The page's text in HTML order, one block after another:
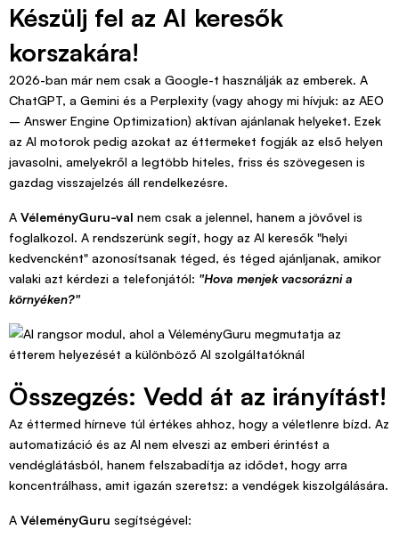
Készülj fel az AI keresők
korszakára!
2026-ban már nem csak a Google-t használják az emberek. A
ChatGPT, a Gemini és a Perplexity (vagy ahogy mi hívjuk: az AEO
– Answer Engine Optimization) aktívan ajánlanak helyeket. Ezek
az AI motorok pedig azokat az éttermeket fogják az első helyen
javasolni, amelyekről a legtöbb hiteles, friss és szövegesen is
gazdag visszajelzés áll rendelkezésre.
A VéleményGuru-val nem csak a jelennel, hanem a jövővel is
foglalkozol. A rendszerünk segít, hogy az AI keresők "helyi
kedvencként" azonosítsanak téged, és téged ajánljanak, amikor
valaki azt kérdezi a telefonjától: "Hova menjek vacsorázni a
környéken?"
Összegzés: Vedd át az irányítást!
Az éttermed hírneve túl értékes ahhoz, hogy a véletlenre bízd. Az
automatizáció és az AI nem elveszi az emberi érintést a
vendéglátásból, hanem felszabadítja az idődet, hogy arra
koncentrálhass, amit igazán szeretsz: a vendégek kiszolgálására.
A VéleményGuru segítségével: